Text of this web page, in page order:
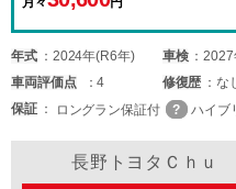
年式 2024年(R6年) 車検 2027
車両評価点 4 修復歴 な
保証
ロングラン保証付 ハイブ
長野トヨタＣｈ